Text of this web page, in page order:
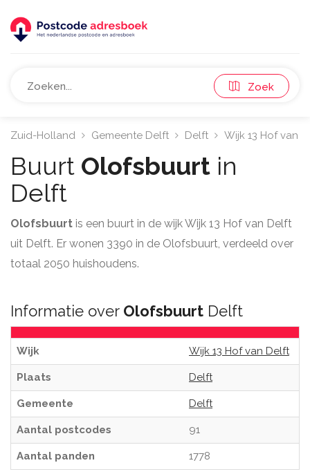
Zoek
Zuid-Holland Gemeente Delft Delft Wijk 13 Hof van
Buurt Olofsbuurt in
Delft
Olofsbuurt is een buurt in de wijk Wijk 13 Hof van Delft
uit Delft. Er wonen 3390 in de Olofsbuurt, verdeeld over
totaal 2050 huishoudens.
Informatie over Olofsbuurt Delft
Wijk Wijk 13 Hof van Delft
Plaats Delft
Gemeente Delft
Aantal postcodes 91
Aantal panden 1778